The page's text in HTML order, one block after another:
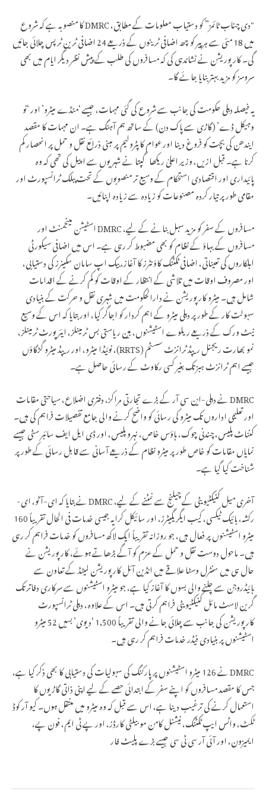
"دی چناب ٹائمز” کو دستیاب معلومات کے مطابق، DMRC کا منصوبہ ہے کہ شروع
میں 18 مئی سے ہر پیر کو چھ اضافی ٹرینوں کے ذریعے 24 اضافی ٹرین ٹرپس چلائی جائیں
گی۔ کارپوریشن نے نشاندہی کی کہ مسافروں کی طلب کے پیش نظر دیگر ایام میں بھی
سروسز کو مزید بہتر بنایا جائے گا۔
یہ فیصلہ دہلی حکومت کی جانب سے شروع کی گئی مہمات، جیسے ‘منڈے میٹرو’ اور ‘نو
وہیکل ڈے’ (گاڑی سے پاک دن) کے ساتھ ہم آہنگ ہے۔ ان مہمات کا مقصد
ایندھن کی بچت کو فروغ دینا اور عوام کا پٹرولیم پر مبنی ذرائع نقل و حمل پر انحصار کم
کرنا ہے۔ قبل ازیں، وزیر اعلیٰ ریکھا گپتا نے شہریوں سے اپیل کی تھی کہ وہ
پائیداری اور اقتصادی استحکام کے وسیع تر منصوبوں کے تحت پبلک ٹرانسپورٹ اور
مقامی طور پر تیار کردہ مصنوعات کو زیادہ سے زیادہ اپنائیں۔
مسافروں کے سفر کو مزید سہل بنانے کے لیے، DMRC اسٹیشن مینجمنٹ اور
مسافروں کے بہاؤ کے نظام کو بھی مضبوط کر رہی ہے۔ اس میں اضافی سیکورٹی
اہلکاروں کی تعیناتی، اضافی ٹکٹنگ کاؤنٹرز کا آغاز، بیک اپ سامان سکینرز کی دستیابی،
اور مصروف اوقات میں تلاشی کے انتظار کے اوقات کو کم کرنے کے اقدامات
شامل ہیں۔ میٹرو کارپوریشن نے دارالحکومت میں شہری نقل و حرکت کے بنیادی
سہولت کار کے طور پر دہلی میٹرو کے اہم کردار کو اجاگر کیا، اور بتایا کہ اس کے وسیع
نیٹ ورک کے ذریعے ریلوے اسٹیشنوں، بین ریاستی بس ٹرمینلز، ایئرپورٹ ٹرمینلز،
نمو بھارت ریجنل ریپڈ ٹرانزٹ سسٹم (RRTS)، نوئیڈا میٹرو، اور ریپڈ میٹرو گڑگاؤں
جیسے اہم ٹرانزٹ ہبز تک بغیر کسی رکاوٹ کے رسائی حاصل ہے۔
DMRC نے دہلی-این سی آر کے بڑے تجارتی مراکز، دفتری اضلاع، سیاحتی مقامات
اور تعلیمی اداروں تک میٹرو کی رسائی کو واضح کرنے والی جامع تفصیلات فراہم کی ہیں۔
کنناٹ پلیس، چندنی چوک، ہاؤس خاص، نہرو پلیس، اور ڈی ایل ایف سائبر سٹی جیسے
نمایاں مقامات کو خاص طور پر میٹرو نظام کے ذریعے آسانی سے قابل رسائی کے طور پر
شناخت کیا گیا ہے۔
آخری میل کنیکٹیویٹی کے چیلنج سے نمٹنے کے لیے، DMRC نے بتایا کہ ای-آٹو، ای-
رکشہ، بائیک ٹیکسی، کیب ایگریگیٹرز، اور سائیکل کرایہ جیسی خدمات فی الحال تقریباً 160
میٹرو اسٹیشنوں پر فعال ہیں، جو روزانہ تقریباً ایک لاکھ مسافروں کو خدمات فراہم کر رہی
ہیں۔ ماحول دوست نقل و حمل کے عزم کو آگے بڑھاتے ہوئے، کارپوریشن نے
حال ہی میں سنٹرل وسٹا علاقے میں انڈین آئل کارپوریشن لمیٹڈ کے تعاون سے
ہائیڈروجن سے چلنے والی بسوں کا آغاز کیا ہے، جو میٹرو اسٹیشنوں سے سرکاری دفاتر تک
گرین لاسٹ مائل کنیکٹیویٹی فراہم کرتی ہیں۔ اس کے علاوہ، دہلی ٹرانسپورٹ
کارپوریشن کی جانب سے چلائی جانے والی تقریباً 1,500 ‘دیوی’ بسیں 52 میٹرو
اسٹیشنوں پر بنیادی فیڈر خدمات فراہم کر رہی ہیں۔
DMRC نے 126 میٹرو اسٹیشنوں پر پارکنگ کی سہولیات کی دستیابی کا بھی ذکر کیا ہے،
جس کا مقصد مسافروں کو اپنے سفر کے ابتدائی حصے کے لیے اپنی ذاتی گاڑیوں کا
استعمال کرنے کی ترغیب دینا ہے، اس سے قبل کہ وہ میٹرو میں منتقل ہوں۔ کیو آر کوڈ
ٹکٹ، واٹس ایپ ٹکٹنگ، نیشنل کامن موبیلٹی کارڈز، اور پے ٹی ایم، فون پے،
ایمیزون، اور آئی آر سی ٹی سی جیسے بڑے پلیٹ فار